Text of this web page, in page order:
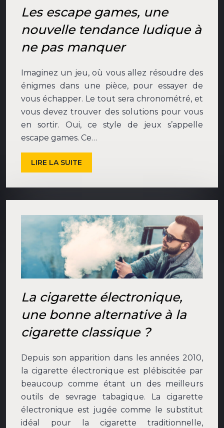
Les escape games, une
nouvelle tendance ludique à
ne pas manquer
Imaginez un jeu, où vous allez résoudre des
énigmes dans une pièce, pour essayer de
vous échapper. Le tout sera chronométré, et
vous devez trouver des solutions pour vous
en sortir. Oui, ce style de jeux s’appelle
escape games. Ce…
LIRE LA SUITE
La cigarette électronique,
une bonne alternative à la
cigarette classique ?
Depuis son apparition dans les années 2010,
la cigarette électronique est plébiscitée par
beaucoup comme étant un des meilleurs
outils de sevrage tabagique. La cigarette
électronique est jugée comme le substitut
idéal pour la cigarette traditionnelle,